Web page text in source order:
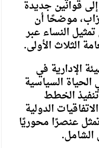
قوانين جديدة
موضحًا أن
النساء عبر
الثلاث الأولى.
الإدارية في
السياسية
الخطط
الدولية
عنصرًا محوريًا